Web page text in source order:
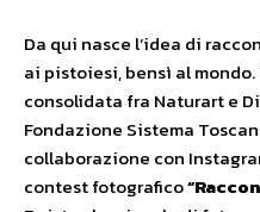
Da qui nasce l’idea di
ai pistoiesi, bensì al
consolidata fra Naturart e
Fondazione Sistema
collaborazione con
contest fotografico